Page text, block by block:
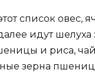
список овес,
идут шелуха
и риса,
зерна